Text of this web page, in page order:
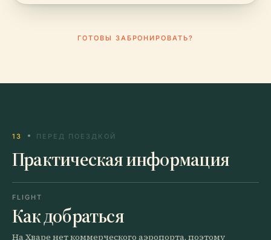
ГОТОВЫ ЗАБРОНИРОВАТЬ?
13 ПЕРЕД ПОЕЗДКОЙ
Практическая информация
FLIGHT
Как добраться
На Хваре нет коммерческого аэропорта, поэтому